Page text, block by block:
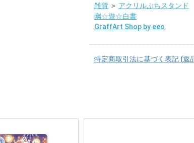
雑貨 ＞ アクリルぷちスタンド
幽☆遊☆白書
GraffArt Shop by eeo
特定商取引法に基づく表記 (返